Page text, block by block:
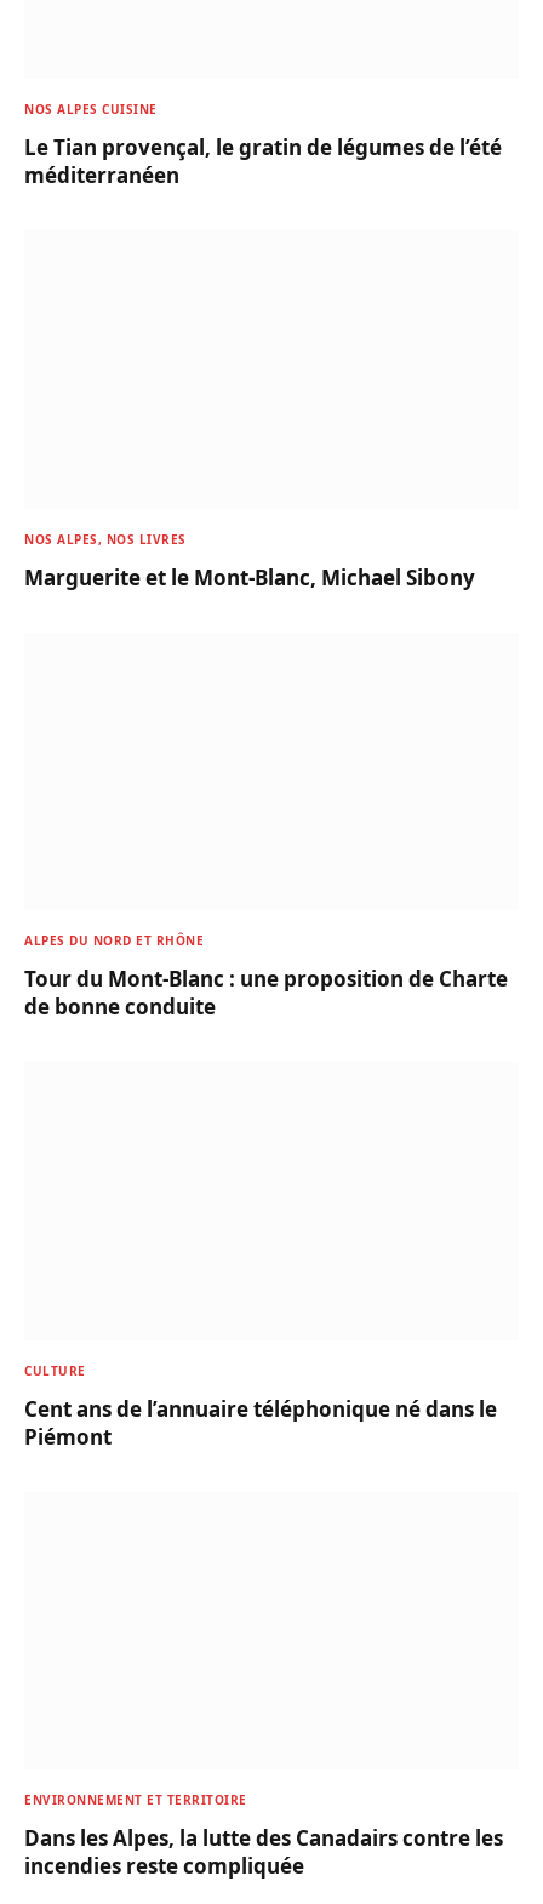
NOS ALPES CUISINE
Le Tian provençal, le gratin de légumes de l’été
méditerranéen
NOS ALPES, NOS LIVRES
Marguerite et le Mont-Blanc, Michael Sibony
ALPES DU NORD ET RHÔNE
Tour du Mont-Blanc : une proposition de Charte
de bonne conduite
CULTURE
Cent ans de l’annuaire téléphonique né dans le
Piémont
ENVIRONNEMENT ET TERRITOIRE
Dans les Alpes, la lutte des Canadairs contre les
incendies reste compliquée